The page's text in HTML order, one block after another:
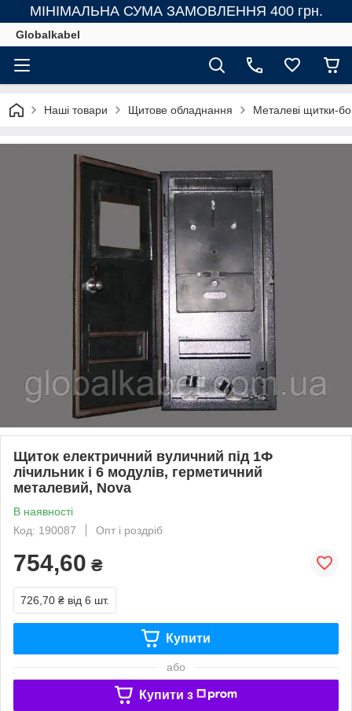
МІНІМАЛЬНА СУМА ЗАМОВЛЕННЯ 400 грн.
Globalkabel
Наші товари Щитове обладнання Металеві щитки-
Щиток електричний вуличний під 1Ф
лічильник і 6 модулів, герметичний
металевий, Nova
В наявності
Код: 190087
Опт і роздріб
754,60 ₴
726,70 ₴ від 6 шт.
Купити
або
Купити з